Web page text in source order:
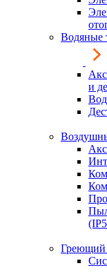
Водяные
и
Греющий